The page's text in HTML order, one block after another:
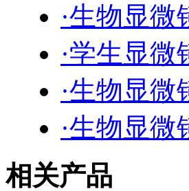
·生物显微
·学生显微
·生物显微
·生物显微
相关产品